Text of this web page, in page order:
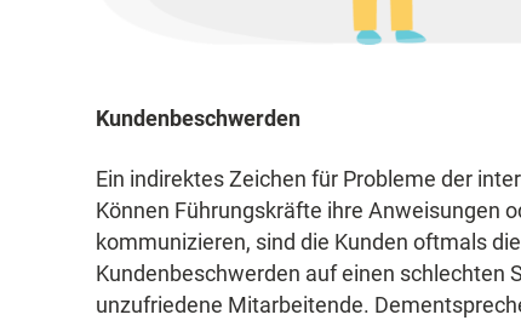
Kundenbeschwerden
Ein indirektes Zeichen für Probleme der
Können Führungskräfte ihre Anweisungen
kommunizieren, sind die Kunden oftmals
Kundenbeschwerden auf einen schlechten
unzufriedene Mitarbeitende.